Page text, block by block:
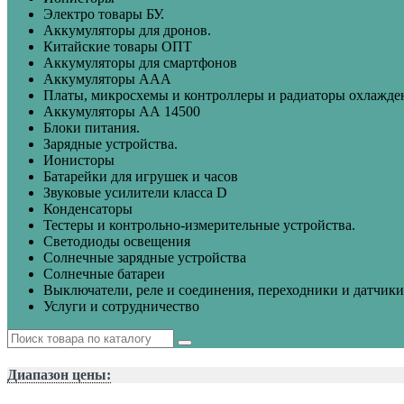
Электро товары БУ.
Аккумуляторы для дронов.
Китайские товары ОПТ
Аккумуляторы для смартфонов
Аккумуляторы ААА
Платы, микросхемы и контроллеры и радиаторы
Аккумуляторы АА 14500
Блоки питания.
Зарядные устройства.
Ионисторы
Батарейки для игрушек и часов
Звуковые усилители класса D
Конденсаторы
Тестеры и контрольно-измерительные устройства.
Светодиоды освещения
Солнечные зарядные устройства
Солнечные батареи
Выключатели, реле и соединения, переходники и датчики
Услуги и сотрудничество
Диапазон цены: